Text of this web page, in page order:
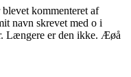
kommenteret af
navn skrevet med o i
Længere er den ikke. Æøå